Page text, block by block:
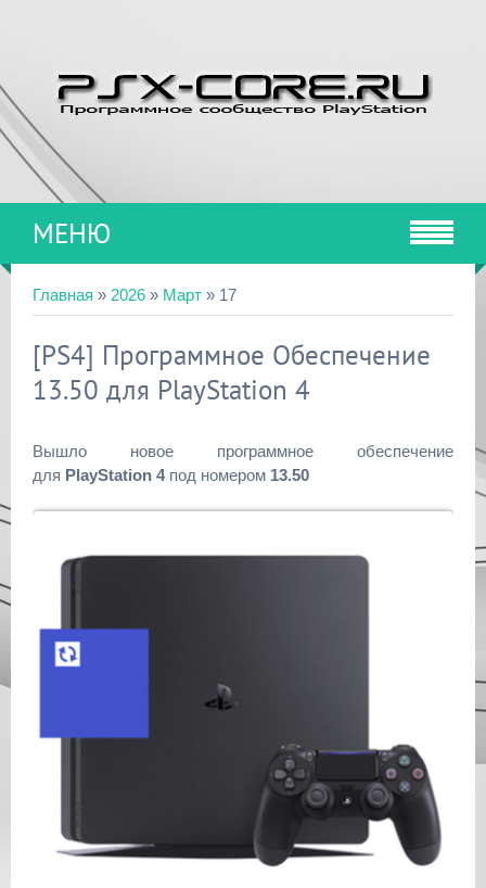
МЕНЮ
Главная » 2026 » Март » 17
[PS4] Программное Обеспечение
13.50 для PlayStation 4
Вышло новое программное обеспечение
для PlayStation 4под номером 13.50